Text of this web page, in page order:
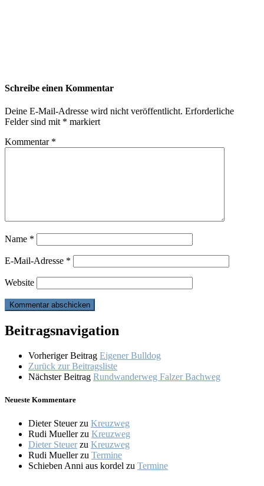
Schreibe einen Kommentar
Deine E-Mail-Adresse wird nicht veröffentlicht. Erforderliche
Felder sind mit * markiert
Kommentar *
Name *
E-Mail-Adresse *
Website
Beitragsnavigation
Vorheriger Beitrag Eigener Bulldog
Zurück zur Beitragsliste
Nächster Beitrag Rundwanderweg Falzer Bachweg
Neueste Kommentare
Dieter Steuerzu Kreuzweg
Rudi Muellerzu Kreuzweg
Dieter Steuerzu Kreuzweg
Rudi Muellerzu Termine
Schieben Anni aus kordel zu Termine